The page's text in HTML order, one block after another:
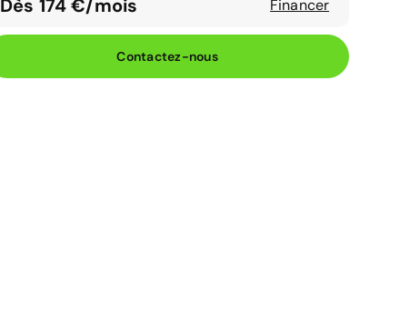
Dès 174 €/mois Financer
Contactez-nous